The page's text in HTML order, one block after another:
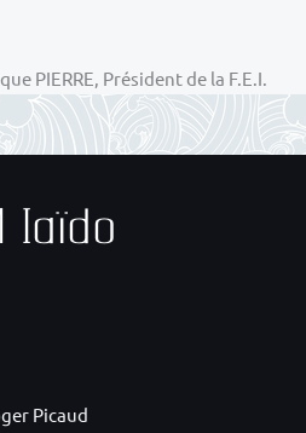
PIERRE, Président de la F.E.I.
Picaud